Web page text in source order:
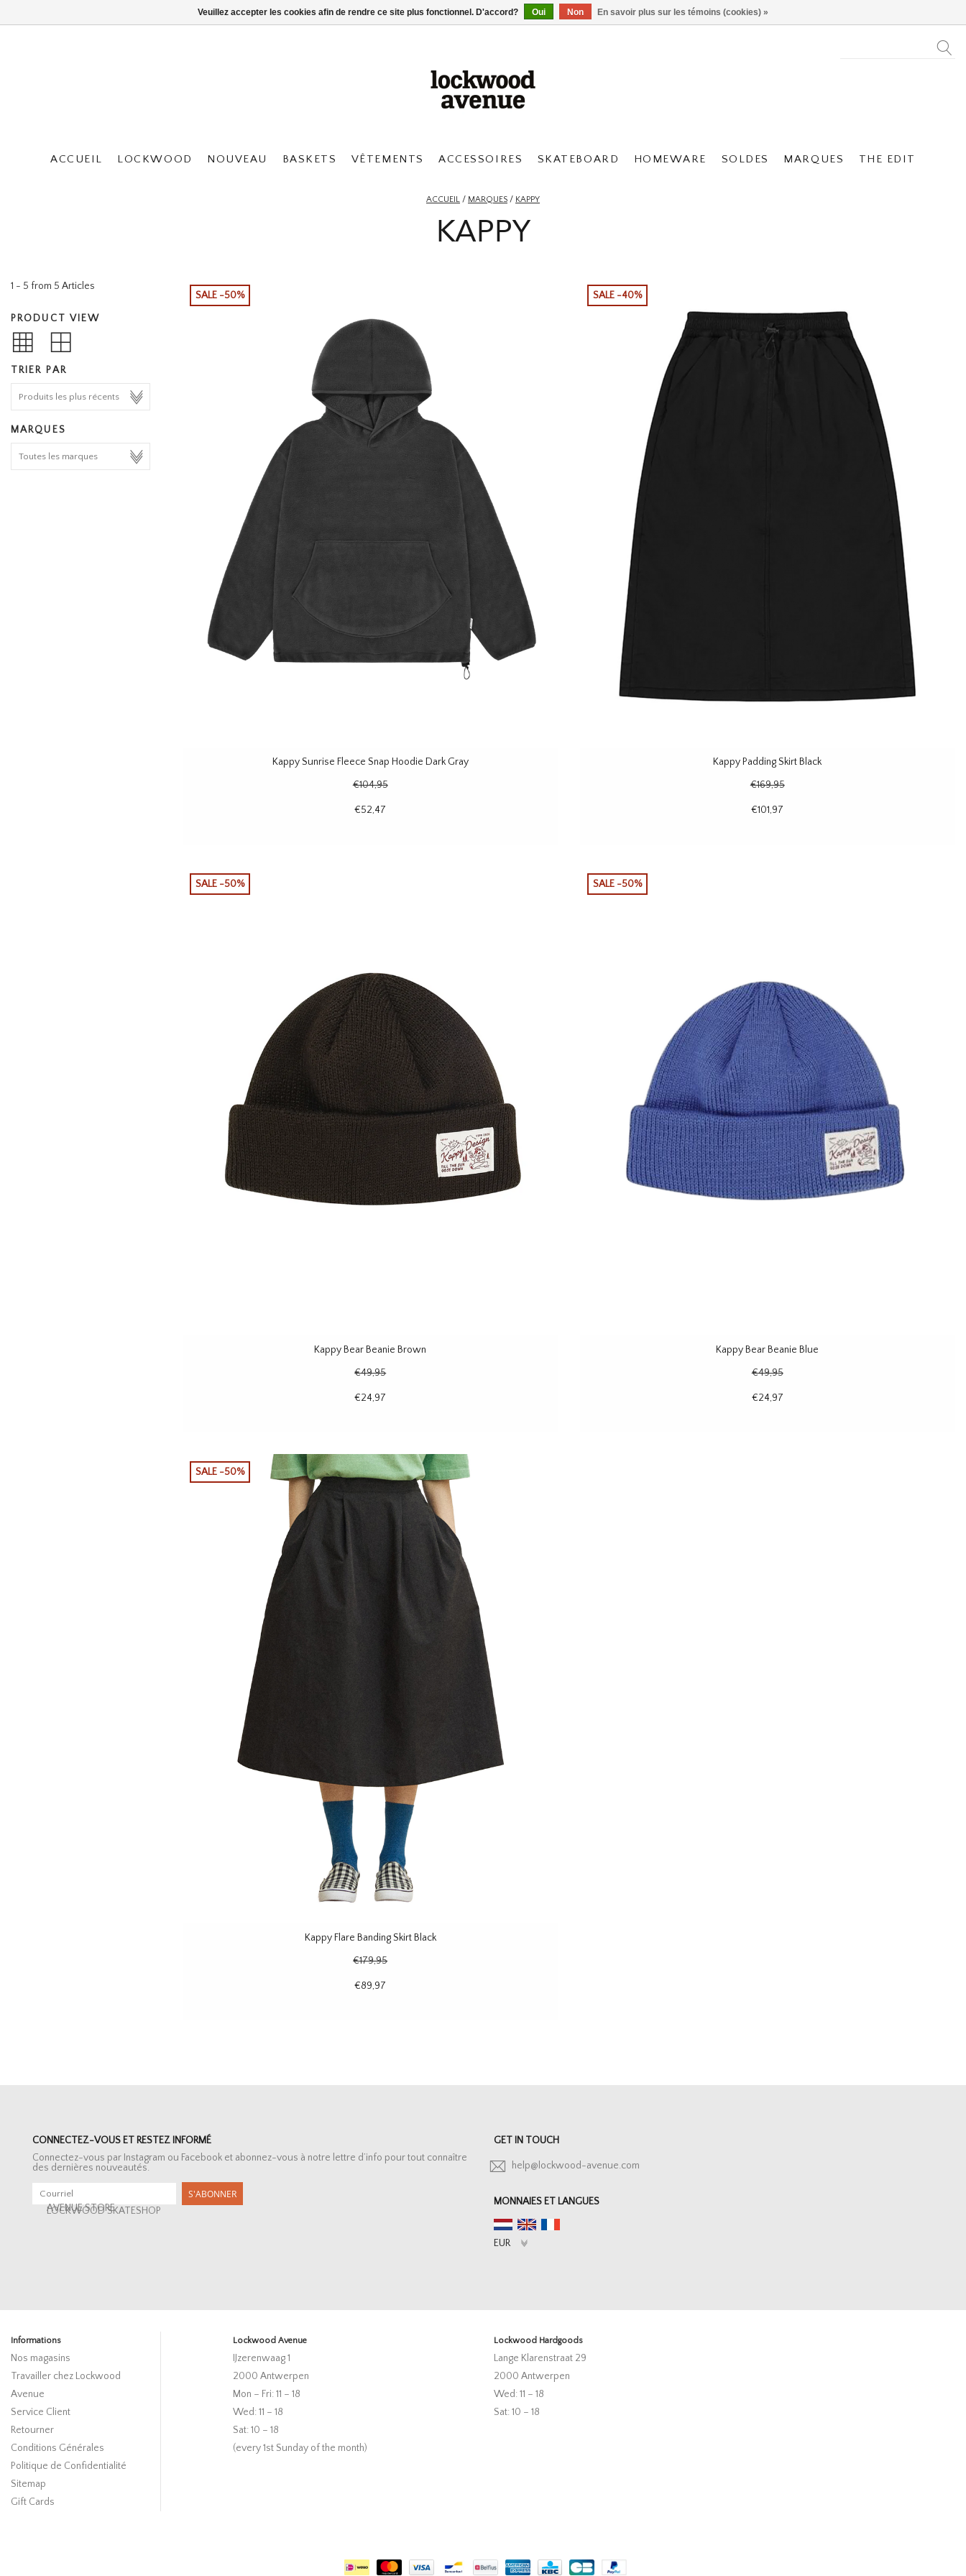
ACCUEIL LOCKWOOD NOUVEAU BASKETS VÊTEMENTS ACCESSOIRES SKATEBOARD HOMEWARE SOLDES MARQUES THE EDIT
ACCUEIL / MARQUES / KAPPY
KAPPY
1 - 5 from 5 Articles
PRODUCT VIEW
TRIER PAR
MARQUES
SALE -50%
Kappy Sunrise Fleece Snap Hoodie Dark Gray
€104,95
€52,47
SALE -40%
Kappy Padding Skirt Black
€169,95
€101,97
SALE -50%
Kappy Bear Beanie Brown
€49,95
€24,97
SALE -50%
Kappy Bear Beanie Blue
€49,95
€24,97
SALE -50%
Kappy Flare Banding Skirt Black
€179,95
€89,97
CONNECTEZ-VOUS ET RESTEZ INFORMÉ
Connectez-vous par Instagram ou Facebook et abonnez-vous à notre lettre d’info pour tout connaître
des dernières nouveautés.
S'ABONNER
AVENUE STORE
LOCKWOOD SKATESHOP
GET IN TOUCH
help@lockwood-avenue.com
MONNAIES ET LANGUES
Informations
Nos magasins
Travailler chez Lockwood
Avenue
Service Client
Retourner
Conditions Générales
Politique de Confidentialité
Sitemap
Gift Cards
Lockwood Avenue
IJzerenwaag 1
2000 Antwerpen
Mon – Fri: 11 – 18
Wed: 11 – 18
Sat: 10 – 18
(every 1st Sunday of the month)
Lockwood Hardgoods
Lange Klarenstraat 29
2000 Antwerpen
Wed: 11 – 18
Sat: 10 – 18
Veuillez accepter les cookies afin de rendre ce site plus fonctionnel. D'accord? Oui Non En savoir plus sur les témoins (cookies) »